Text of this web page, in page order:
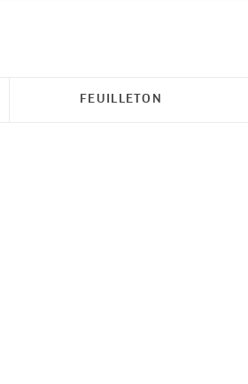
FEUILLETON